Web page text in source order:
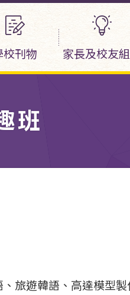
校刊物 家長及校友
班
旅遊韓語、高達模型